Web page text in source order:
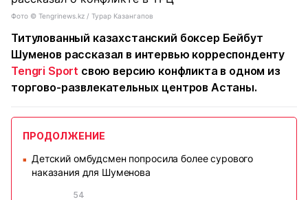
Фото ©️ Tengrinews.kz / Турар Казангапов
Титулованный казахстанский боксер Бейбут
Шуменов рассказал в интервью корреспонденту
Tengri Sport свою версию конфликта в одном из
торгово-развлекательных центров Астаны.
ПРОДОЛЖЕНИЕ
■
Детский омбудсмен попросила более сурового
наказания для Шуменова
54